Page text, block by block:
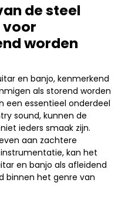
de steel
voor
worden
en banjo, kenmerkend
als storend worden
een essentieel onderdeel
sound, kunnen de
ieders smaak zijn.
aan zachtere
kan het
en banjo als afleidend
binnen het genre van